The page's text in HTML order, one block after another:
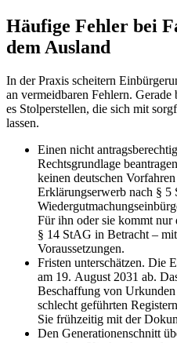
Häufige Fehler bei
dem Ausland
In der Praxis scheitern
an vermeidbaren Fehlern.
es Stolperstellen, die sich mit
lassen.
Einen nicht
Rechtsgrundlage
keinen deutschen
Erklärungserwerb nach § 5
Für ihn oder sie kommt nur
§ 14 StAG in Betracht –
Voraussetzungen.
Fristen unterschätzen. Die
am 19. August 2031 ab.
Beschaffung von
schlecht geführten
Sie frühzeitig mit der
Den Generationenschnitt